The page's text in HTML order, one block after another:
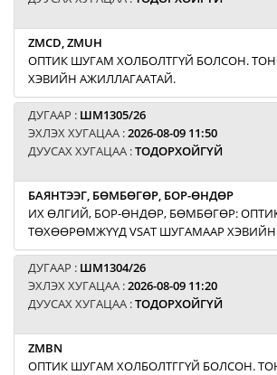
ZMCD, ZMUH
ОПТИК ШУГАМ ХОЛБОЛТГҮЙ БОЛСОН.
ХЭВИЙН АЖИЛЛАГААТАЙ.
ДУГААР : ШМ1305/26
ЭХЛЭХ ХУГАЦАА :2026-08-09 11:50
ДУУСАХ ХУГАЦАА :ТОДОРХОЙГҮЙ
БАЯНТЭЭГ, БӨМБӨГӨР, БОР-ӨНДӨР
ИХ ӨЛГИЙ, БОР-ӨНДӨР, БӨМБӨГӨР:
ТӨХӨӨРӨМЖҮҮД VSAT ШУГАМААР
ДУГААР : ШМ1304/26
ЭХЛЭХ ХУГАЦАА :2026-08-09 11:20
ДУУСАХ ХУГАЦАА :ТОДОРХОЙГҮЙ
ZMBN
ОПТИК ШУГАМ ХОЛБОЛТГГҮЙ БОЛСОН.